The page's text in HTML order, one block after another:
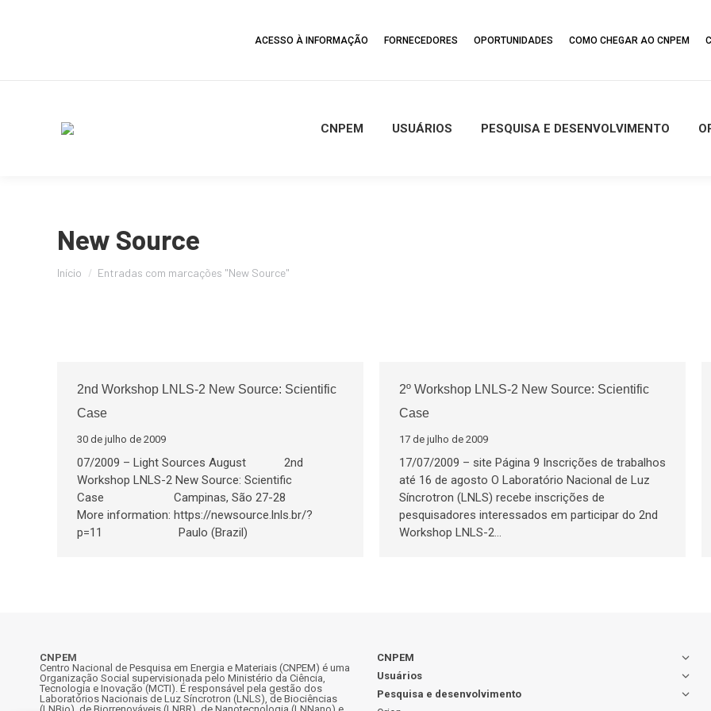
ACESSO À INFORMAÇÃO FORNECEDORES OPORTUNIDADES COMO CHEGAR AO CNPEM
CNPEM USUÁRIOS PESQUISA E DESENVOLVIMENTO
New Source
Início Entradas com marcações "New Source"
2nd Workshop LNLS-2 New Source: Scientific
Case
30 de julho de 2009
07/2009 – Light Sources August 2nd
Workshop LNLS-2 New Source: Scientific
Case Campinas, São 27-28
More information: https://newsource.lnls.br/?
p=11 Paulo (Brazil)
2º Workshop LNLS-2 New Source: Scientific
Case
17 de julho de 2009
17/07/2009 – site Página 9 Inscrições de trabalhos
até 16 de agosto O Laboratório Nacional de Luz
Síncrotron (LNLS) recebe inscrições de
pesquisadores interessados em participar do 2nd
Workshop LNLS-2…
CNPEM
Centro Nacional de Pesquisa em Energia e Materiais (CNPEM) é uma
Organização Social supervisionada pelo Ministério da Ciência,
Tecnologia e Inovação (MCTI). É responsável pela gestão dos
Laboratórios Nacionais de Luz Síncrotron (LNLS), de Biociências
CNPEM
Usuários
Pesquisa e desenvolvimento